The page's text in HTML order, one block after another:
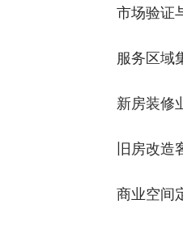
市场验证
服务区域集
新房装修业
旧房改造客
商业空间定